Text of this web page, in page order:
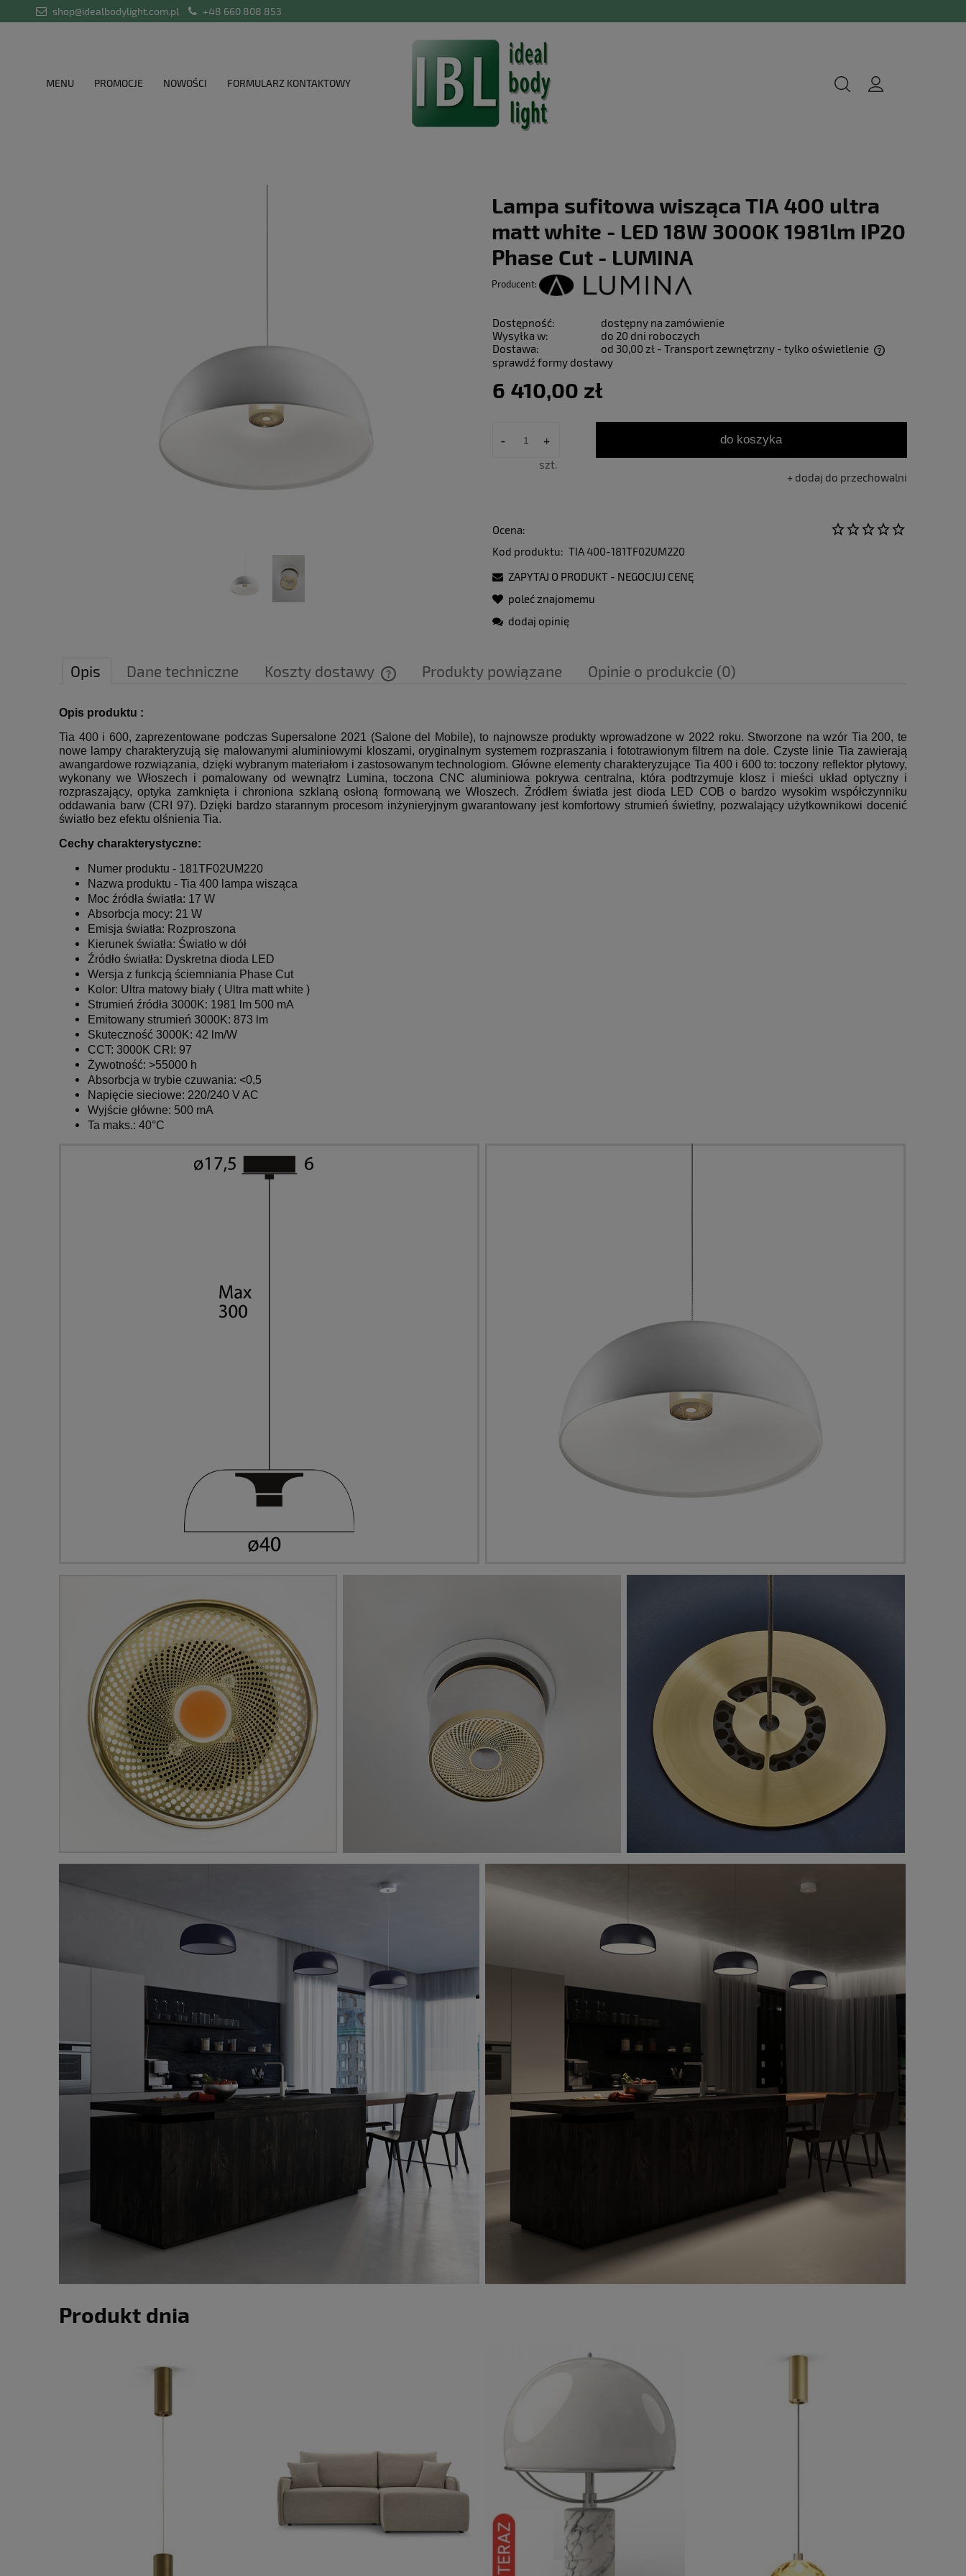
shop@idealbodylight.com.pl +48 660 808 853
MENU PROMOCJE NOWOŚCI FORMULARZ KONTAKTOWY
Lampa sufitowa wisząca TIA 400 ultra
matt white - LED 18W 3000K 1981lm IP20
Phase Cut - LUMINA
Producent:
Dostępność:
dostępny na zamówienie
Wysyłka w:
do 20 dni roboczych
Dostawa:
od 30,00 zł - Transport zewnętrzny - tylko oświetlenie
sprawdź formy dostawy
6 410,00 zł
- +
szt.
do koszyka
dodaj do przechowalni
Ocena:
Kod produktu: TIA 400-181TF02UM220
ZAPYTAJ O PRODUKT - NEGOCJUJ CENĘ
poleć znajomemu
dodaj opinię
Opis Dane techniczne Koszty dostawy Produkty powiązane Opinie o produkcie (0)
Opis produktu :
Tia 400 i 600, zaprezentowane podczas Supersalone 2021 (Salone del Mobile), to najnowsze produkty wprowadzone w 2022 roku. Stworzone na wzór Tia 200, te
nowe lampy charakteryzują się malowanymi aluminiowymi kloszami, oryginalnym systemem rozpraszania i fototrawionym filtrem na dole. Czyste linie Tia zawierają
awangardowe rozwiązania, dzięki wybranym materiałom i zastosowanym technologiom. Główne elementy charakteryzujące Tia 400 i 600 to: toczony reflektor płytowy,
wykonany we Włoszech i pomalowany od wewnątrz Lumina, toczona CNC aluminiowa pokrywa centralna, która podtrzymuje klosz i mieści układ optyczny i
rozpraszający, optyka zamknięta i chroniona szklaną osłoną formowaną we Włoszech. Źródłem światła jest dioda LED COB o bardzo wysokim współczynniku
oddawania barw (CRI 97). Dzięki bardzo starannym procesom inżynieryjnym gwarantowany jest komfortowy strumień świetlny, pozwalający użytkownikowi docenić
światło bez efektu olśnienia Tia.
Cechy charakterystyczne:
Numer produktu - 181TF02UM220
Nazwa produktu - Tia 400 lampa wisząca
Moc źródła światła: 17 W
Absorbcja mocy: 21 W
Emisja światła: Rozproszona
Kierunek światła: Światło w dół
Źródło światła: Dyskretna dioda LED
Wersja z funkcją ściemniania Phase Cut
Kolor: Ultra matowy biały ( Ultra matt white )
Strumień źródła 3000K: 1981 lm 500 mA
Emitowany strumień 3000K: 873 lm
Skuteczność 3000K: 42 lm/W
CCT: 3000K CRI: 97
Żywotność: >55000 h
Absorbcja w trybie czuwania: <0,5
Napięcie sieciowe: 220/240 V AC
Wyjście główne: 500 mA
Ta maks.: 40°C
Produkt dnia